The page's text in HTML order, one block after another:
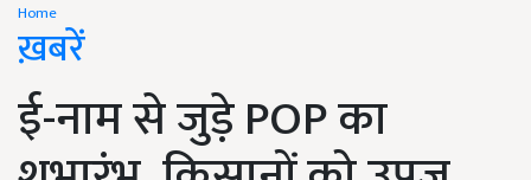
Home
ख़बरें
ई-नाम से जुड़े POP का